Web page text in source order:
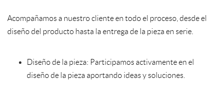
Acompañamos a nuestro cliente en todo el proceso, desde el
diseño del producto hasta la entrega de la pieza en serie.
Diseño de la pieza: Participamos activamente en el
diseño de la pieza aportando ideas y soluciones.